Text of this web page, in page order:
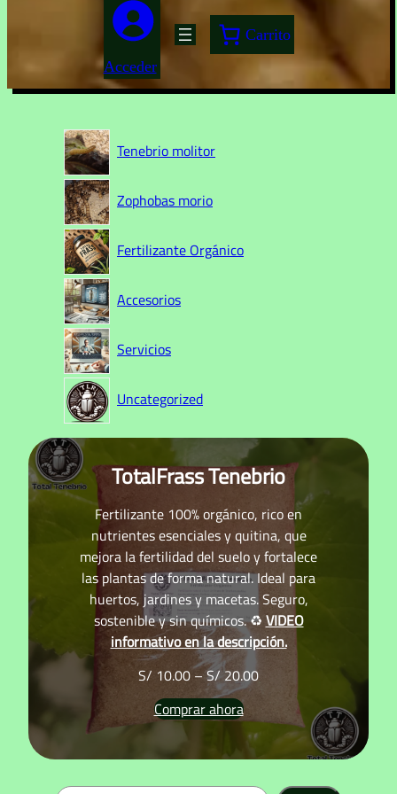
Acceder
Carrito
Tenebrio molitor
Zophobas morio
Fertilizante Orgánico
Accesorios
Servicios
Uncategorized
TotalFrass Tenebrio
Fertilizante 100% orgánico, rico en
nutrientes esenciales y quitina, que
mejora la fertilidad del suelo y fortalece
las plantas de forma natural. Ideal para
huertos, jardines y macetas. Seguro,
sostenible y sin químicos. ♻️ VIDEO
informativo en la descripción.
S/ 10.00– S/20.00R
a
g
d
Comprar ahora